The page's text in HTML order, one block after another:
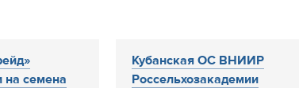
на семена
Кубанская ОС ВНИИР
Россельхозакадемии